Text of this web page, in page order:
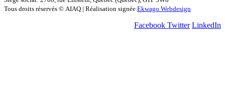
Tous droits réservés © AIAQ | Réalisation signée Ekwago Webdesign
Facebook Twitter LinkedIn